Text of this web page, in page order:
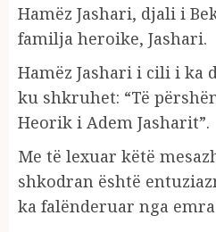
Hamëz Jashari, djali i
familja heroike, Jashari.
Hamëz Jashari i cili i ka
ku shkruhet: “Të
Heorik i Adem Jasharit”.
Me të lexuar këtë
shkodran është
ka falënderuar nga